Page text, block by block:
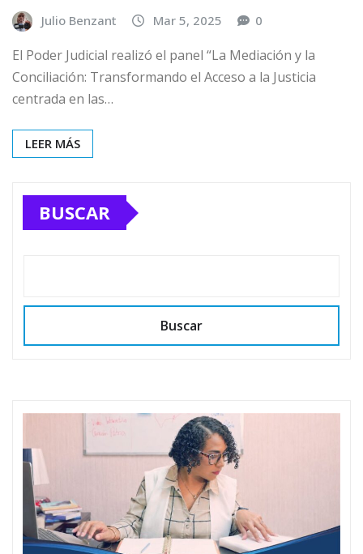
Julio Benzant Mar 5, 2025 0
El Poder Judicial realizó el panel “La Mediación y la
Conciliación: Transformando el Acceso a la Justicia
centrada en las…
LEER MÁS
BUSCAR
Buscar